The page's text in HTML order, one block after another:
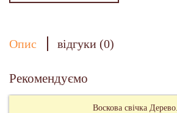
Опис відгуки (0)
Рекомендуємо
Воскова свічка Дерево..